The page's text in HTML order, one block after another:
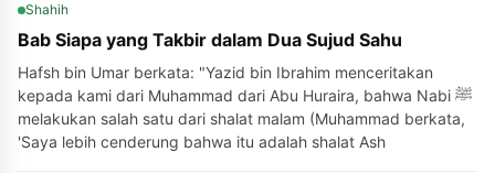
Shahih
Bab Siapa yang Takbir dalam Dua Sujud Sahu
Hafsh bin Umar berkata: "Yazid bin Ibrahim menceritakan
kepada kami dari Muhammad dari Abu Huraira, bahwa Nabi ﷺ
melakukan salah satu dari shalat malam (Muhammad berkata,
'Saya lebih cenderung bahwa itu adalah shalat Ash